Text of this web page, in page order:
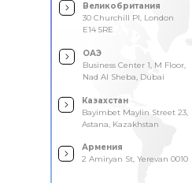
Великобритания
30 Churchill Pl, London
E14 5RE
ОАЭ
Business Center 1, M Floor,
Nad Al Sheba, Dubai
Казахстан
Bayimbet Maylin Street 23,
Astana, Kazakhstan
Армения
2 Amiryan St, Yerevan 0010